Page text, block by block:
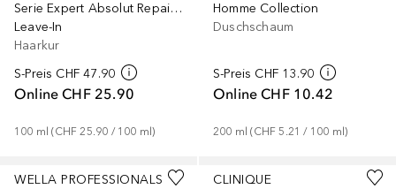
Serie Expert Absolut Repair Molecular
Leave-In
Haarkur
S-Preis CHF 47.90
Online CHF 25.90
100 ml (CHF 25.90 / 100 ml)
Homme Collection
Duschschaum
S-Preis CHF 13.90
Online CHF 10.42
200 ml (CHF 5.21 / 100 ml)
WELLA PROFESSIONALS
CLINIQUE